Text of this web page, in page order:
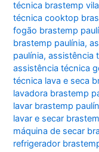
técnica brastemp
técnica cooktop
fogão brastemp
brastemp paulínia,
paulínia,assistência
assistência técnica
técnica lava e seca
lavadora brastemp
lavar brastemp
lavar e secar
máquina de secar
refrigerador